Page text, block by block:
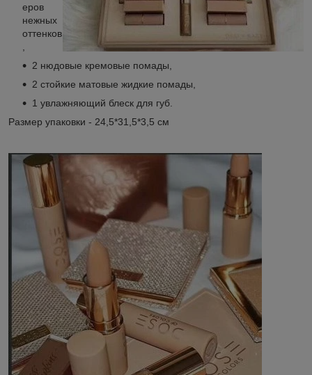
еров
нежных
оттенков
2 нюдовые кремовые помады,
2 стойкие матовые жидкие помады,
1 увлажняющий блеск для губ.
Размер упаковки - 24,5*31,5*3,5 см